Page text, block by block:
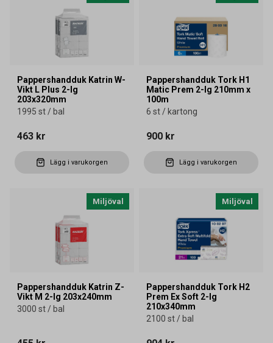
Pappershandduk Katrin W-
Vikt L Plus 2-lg
203x320mm
1995 st / bal
463 kr
Lägg i varukorgen
Pappershandduk Tork H1
Matic Prem 2-lg 210mm x
100m
6 st / kartong
900 kr
Lägg i varukorgen
Miljöval
Pappershandduk Katrin Z-
Vikt M 2-lg 203x240mm
3000 st / bal
Miljöval
Pappershandduk Tork H2
Prem Ex Soft 2-lg
210x340mm
2100 st / bal